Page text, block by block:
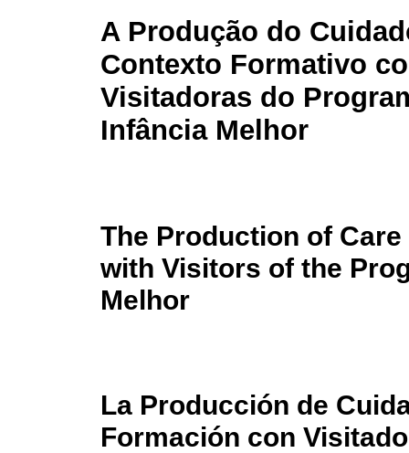
A Produção do
Contexto Formativo
Visitadoras do
Infância Melhor
The Production of
with Visitors of the
Melhor
La Producción de
Formación con